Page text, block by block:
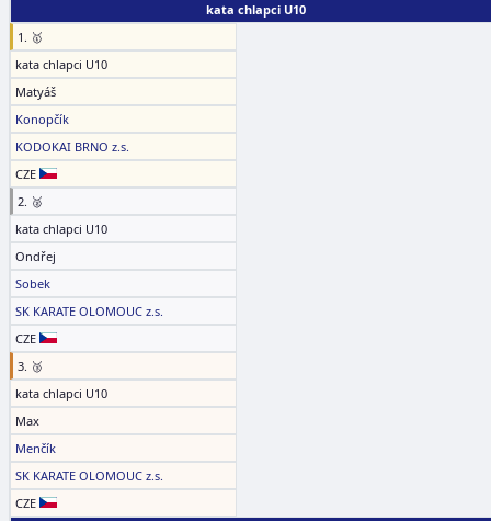
kata chlapci U10
1. 🥇
kata chlapci U10
Matyáš
Konopčík
KODOKAI BRNO z.s.
CZE
2. 🥈
kata chlapci U10
Ondřej
Sobek
SK KARATE OLOMOUC z.s.
CZE
3. 🥉
kata chlapci U10
Max
Menčík
SK KARATE OLOMOUC z.s.
CZE